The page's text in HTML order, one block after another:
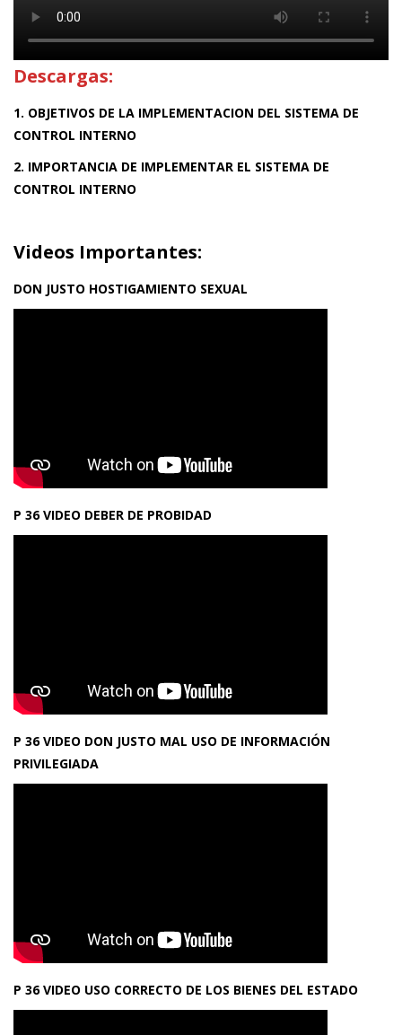
Descargas:
1. OBJETIVOS DE LA IMPLEMENTACION DEL SISTEMA DE
CONTROL INTERNO
2. IMPORTANCIA DE IMPLEMENTAR EL SISTEMA DE
CONTROL INTERNO
Videos Importantes:
DON JUSTO HOSTIGAMIENTO SEXUAL
P 36 VIDEO DEBER DE PROBIDAD
P 36 VIDEO DON JUSTO MAL USO DE INFORMACIÓN
PRIVILEGIADA
P 36 VIDEO USO CORRECTO DE LOS BIENES DEL ESTADO